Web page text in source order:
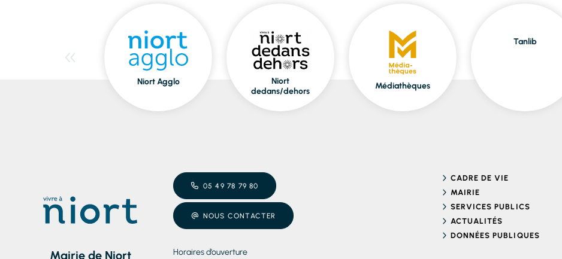
Niort Agglo
Niort
dedans/dehors
Médiathèques
Tanlib
Mairie de Niort
05 49 78 79 80
NOUS CONTACTER
Horaires d’ouverture
CADRE DE VIE
MAIRIE
SERVICES PUBLICS
ACTUALITÉS
DONNÉES PUBLIQUES